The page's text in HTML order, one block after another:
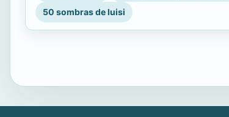
50 sombras de luisi